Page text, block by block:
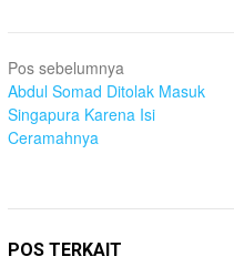
Navigasi
pos
Pos sebelumnya
Abdul Somad Ditolak Masuk
Singapura Karena Isi
Ceramahnya
POS TERKAIT